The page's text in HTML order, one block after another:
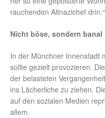
rauchenden Altnazichef drin.“
Nicht böse, sondern banal
In der Münchner Innenstadt
sollte gezielt provozieren.
der belasteten
ins Lächerliche zu ziehen.
auf den sozialen Medien
allem.